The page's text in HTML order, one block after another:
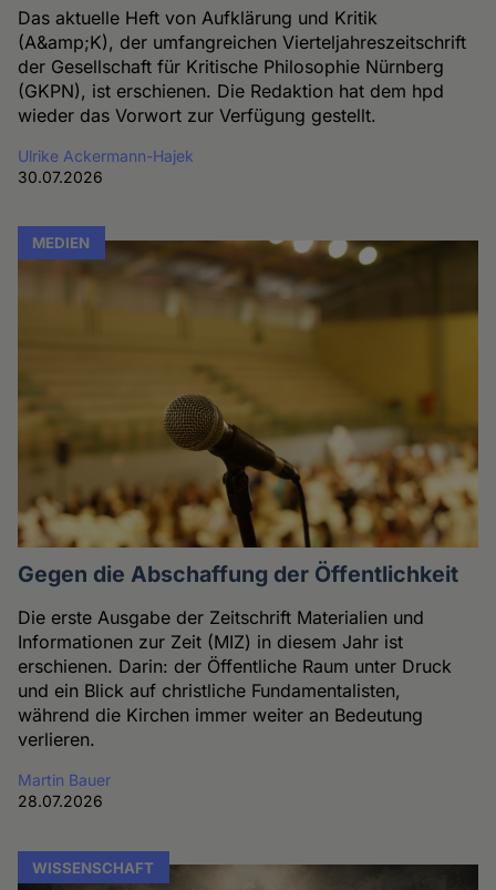
Das aktuelle Heft von Aufklärung und Kritik
(A&amp;K), der umfangreichen Vierteljahreszeitschrift
der Gesellschaft für Kritische Philosophie Nürnberg
(GKPN), ist erschienen. Die Redaktion hat dem hpd
wieder das Vorwort zur Verfügung gestellt.
Ulrike Ackermann-Hajek
30.07.2026
MEDIEN
Gegen die Abschaffung der Öffentlichkeit
Die erste Ausgabe der Zeitschrift Materialien und
Informationen zur Zeit (MIZ) in diesem Jahr ist
erschienen. Darin: der Öffentliche Raum unter Druck
und ein Blick auf christliche Fundamentalisten,
während die Kirchen immer weiter an Bedeutung
verlieren.
Martin Bauer
28.07.2026
WISSENSCHAFT